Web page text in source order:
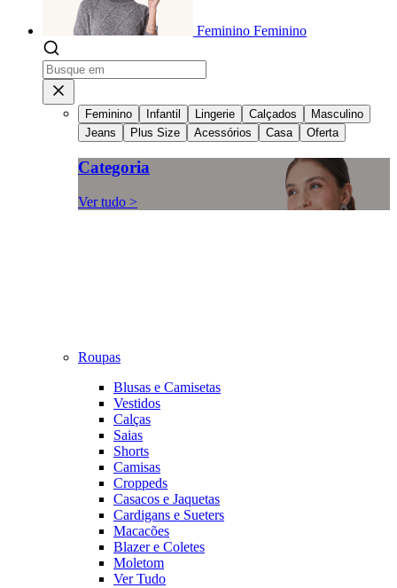
Feminino Feminino
Feminino Infantil Lingerie Calçados
Masculino
Jeans
Plus Size Acessórios Casa Oferta
Categoria
Ver tudo >
Roupas
Blusas e Camisetas
Vestidos
Calças
Saias
Shorts
Camisas
Croppeds
Casacos e Jaquetas
Cardigans e Sueters
Macacões
Blazer e Coletes
Moletom
Ver Tudo